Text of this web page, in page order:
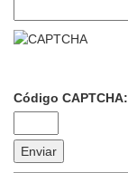
Código CAPTCHA: